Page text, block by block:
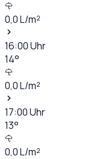
0,0L/m²
16:00Uhr
14°
0,0L/m²
17:00Uhr
13°
0,0L/m²